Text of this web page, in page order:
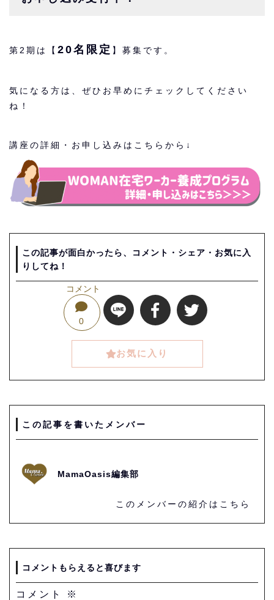
第2期は【 20名限定 】募集です。
気になる方は、ぜひお早めにチェックしてください
ね！
講座の詳細・お申し込みはこちらから↓
この記事が面白かったら、コメント・シェア・お気に入
りしてね！
コメント
0
お気に入り
この記事を書いたメンバー
MamaOasis編集部
このメンバーの紹介はこちら
コメントもらえると喜びます
コメント ※